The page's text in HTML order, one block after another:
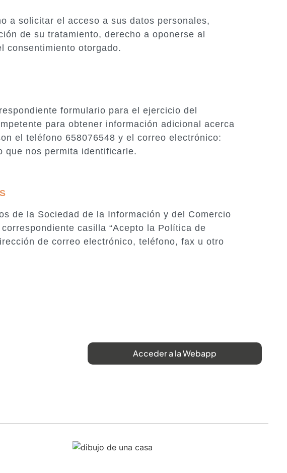
a solicitar el acceso a sus datos personales,
de su tratamiento, derecho a oponerse al
consentimiento otorgado.
formulario para el ejercicio del
para obtener información adicional acerca
el teléfono 658076548 y el correo electrónico:
que nos permita identificarle.
de la Sociedad de la Información y del Comercio
casilla “Acepto la Política de
de correo electrónico, teléfono, fax u otro
Acceder a la Webapp